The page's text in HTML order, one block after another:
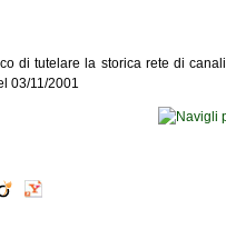
di tutelare la storica rete di
03/11/2001